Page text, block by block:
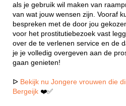
als je gebruik wil maken van
van wat jouw wensen zijn. Vooraf
bespreken met de door jou
voor het prostitutiebezoek vast
over de te verlenen service en de
je je volledig overgeven aan de
gaan genieten!
ᐅ Bekijk nu Jongere vrouwen die
Bergeijk ❤️✅